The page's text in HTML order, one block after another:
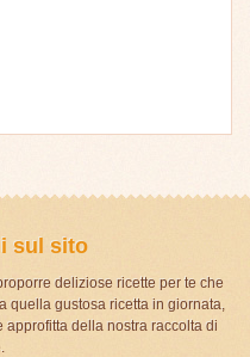
sul sito
deliziose ricette per te che
quella gustosa ricetta in giornata,
della nostra raccolta di